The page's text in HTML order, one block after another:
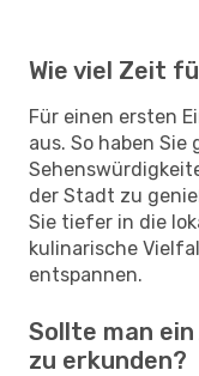
Wie viel Zeit
Für einen ersten
aus. So haben
der Stadt zu
Sie tiefer in die
kulinarische
entspannen.
Sollte man
zu erkunden?